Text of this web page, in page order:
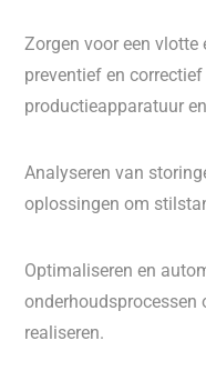
Zorgen voor een
preventief en
productieapparatuur
Analyseren van
oplossingen om
Optimaliseren en
onderhoudsprocessen
realiseren.